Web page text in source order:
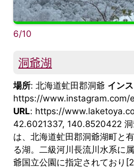
6/10
洞爺湖
場所: 北海道虻田郡洞爺 イン
https://www.instagram.com/
URL: https://
42.6021337, 140.8520422 洞
は、北海道虻田郡洞爺湖町と
る湖。二級河川長流川水系に
爺国立公園に指定されており